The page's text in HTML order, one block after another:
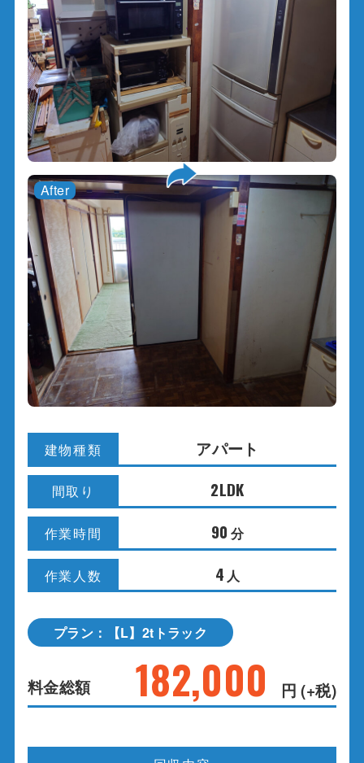
建物種類 アパート
間取り 2LDK
作業時間 90 分
作業人数 4 人
プラン：【L】2tトラック
料金総額 182,000 円 (+税)